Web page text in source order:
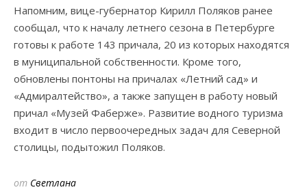
Напомним, вице-губернатор Кирилл Поляков ранее
сообщал, что к началу летнего сезона в Петербурге
готовы к работе 143 причала, 20 из которых находятся
в муниципальной собственности. Кроме того,
обновлены понтоны на причалах «Летний сад» и
«Адмиралтейство», а также запущен в работу новый
причал «Музей Фаберже». Развитие водного туризма
входит в число первоочередных задач для Северной
столицы, подытожил Поляков.
от Светлана